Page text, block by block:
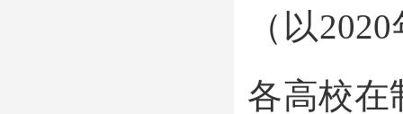
（以
各高校在